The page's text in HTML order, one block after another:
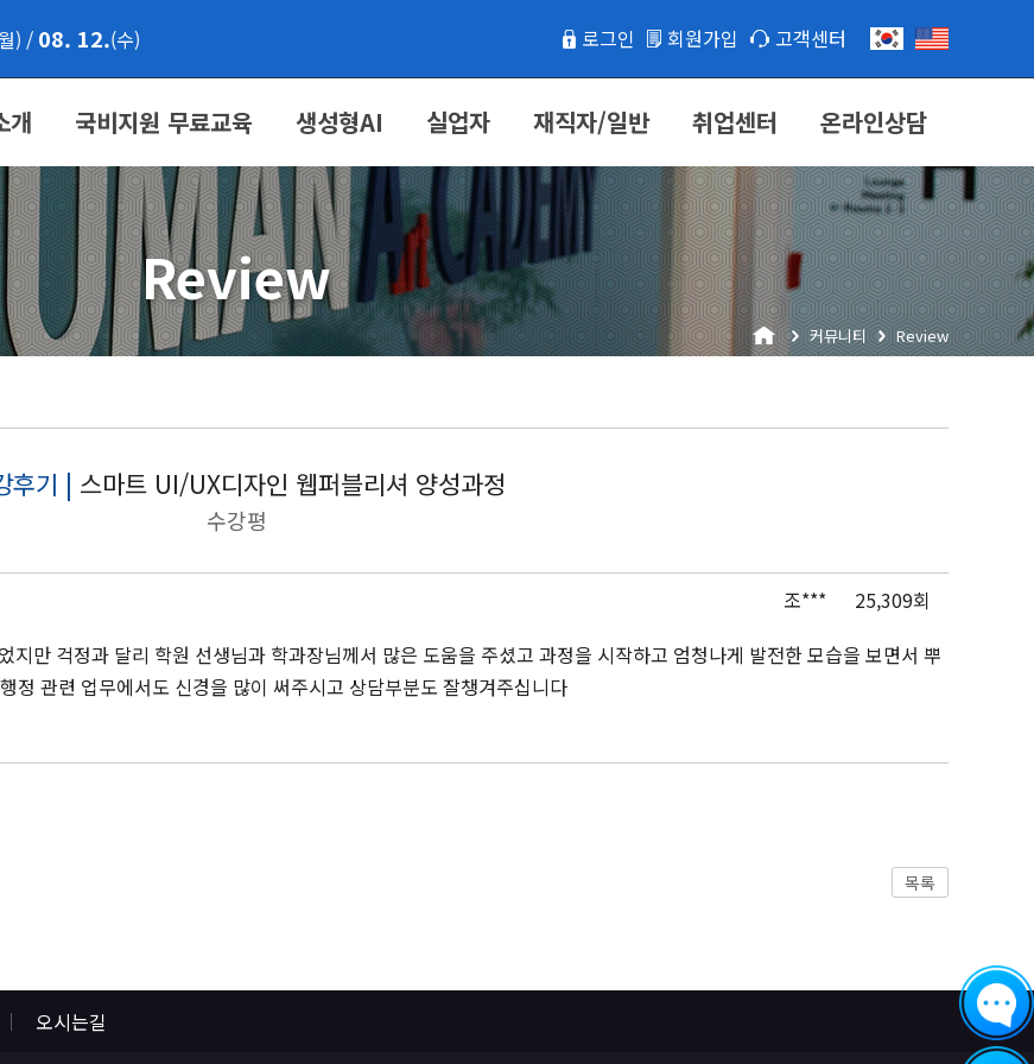
) / 08. 12.(수) 로그인 회원가입 고객센터
개 국비지원 무료교육 생성형AI 실업자 재직자/일반 취업센터 온라인상담
Review
커뮤니티 Review
후기 | 스마트 UI/UX디자인 웹퍼블리셔 양성과정
수강평
조***
25,309회
만 걱정과 달리 학원 선생님과 학과장님께서 많은 도움을 주셨고 과정을 시작하고 엄청나게 발전한 모습을 보면서 뿌
정 관련 업무에서도 신경을 많이 써주시고 상담부분도 잘챙겨주십니다
목록
오시는길